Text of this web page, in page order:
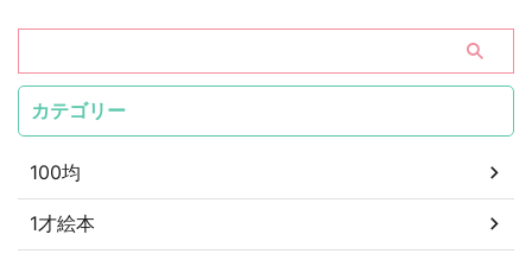
カテゴリー
100均
1才絵本